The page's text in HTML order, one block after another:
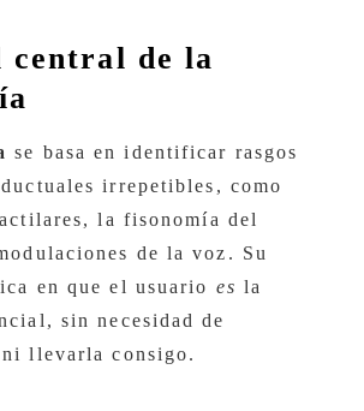
central de la
se basa en identificar rasgos
irrepetibles, como
la fisonomía del
de la voz. Su
en que el usuario es la
sin necesidad de
llevarla consigo.